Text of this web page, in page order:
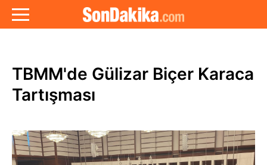
TBMM'de Gülizar Biçer Karaca
Tartışması